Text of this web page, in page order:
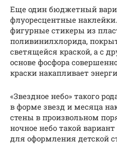
Еще один бюджетный
флуоресцентные
фигурные стикеры из
поливинилхлорида,
светящейся краской, а с
основе фосфора
краски накапливает
«Звездное небо» такого
в форме звезд и месяца
стены в произвольном
ночное небо такой
для оформления детской